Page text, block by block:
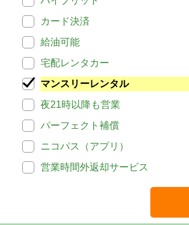
カード決済
給油可能
宅配レンタカー
マンスリーレンタル
夜21時以降も営業
パーフェクト補償
ニコパス（アプリ）
営業時間外返却サービス